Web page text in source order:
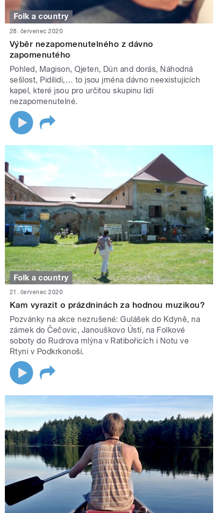
Folk a country
28. červenec 2020
Výběr nezapomenutelného z dávno
zapomenutého
Pohled, Magison, Qjeten, Dún and dorás, Náhodná
sešlost, Pidilidi,… to jsou jména dávno neexistujících
kapel, které jsou pro určitou skupinu lidí
nezapomenutelné.
Folk a country
21. červenec 2020
Kam vyrazit o prázdninách za hodnou muzikou?
Pozvánky na akce nezrušené: Gulášek do Kdyně, na
zámek do Čečovic, Janouškovo Ústí, na Folkové
soboty do Rudrova mlýna v Ratibořicích i Notu ve
Rtyni v Podkrkonoší.